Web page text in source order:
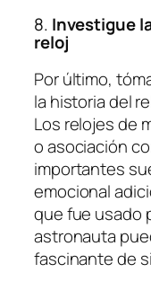
8. Investigue
reloj
Por último,
la historia del
Los relojes de
o asociación
importantes
emocional
que fue usado
astronauta
fascinante de